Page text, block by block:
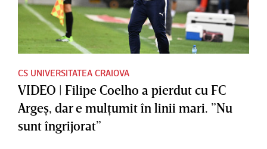
CS UNIVERSITATEA CRAIOVA
VIDEO | Filipe Coelho a pierdut cu FC
Argeş, dar e mulţumit în linii mari. ”Nu
sunt îngrijorat”